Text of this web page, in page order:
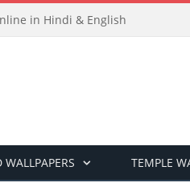
in Hindi & English
WALLPAPERS TEMPLE